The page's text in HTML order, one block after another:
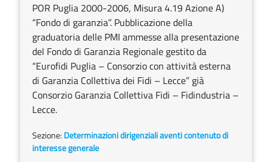
POR Puglia 2000-2006, Misura 4.19 Azione A)
“Fondo di garanzia”. Pubblicazione della
graduatoria delle PMI ammesse alla presentazione
del Fondo di Garanzia Regionale gestito da
“Eurofidi Puglia – Consorzio con attività esterna
di Garanzia Collettiva dei Fidi – Lecce” già
Consorzio Garanzia Collettiva Fidi – Fidindustria –
Lecce.
Sezione: Determinazioni dirigenziali aventi contenuto di
interesse generale